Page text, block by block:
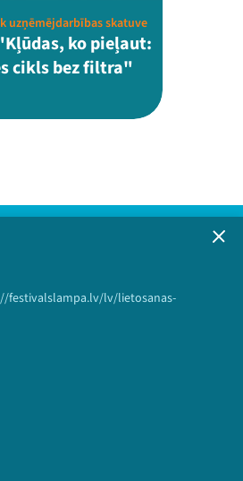
festivalslampa.lv/lv/lietosanas-
uzņēmējdarbības skatuve
ko pieļaut:
cikls bez filtra"
Pieteikties